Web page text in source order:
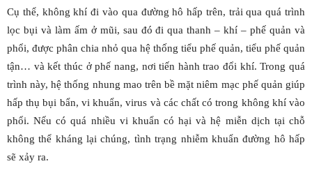
Cụ thể, không khí đi vào qua đường hô hấp trên, trải qua quá trình
lọc bụi và làm ấm ở mũi, sau đó đi qua thanh – khí – phế quản và
phổi, được phân chia nhỏ qua hệ thống tiểu phế quản, tiểu phế quản
tận… và kết thúc ở phế nang, nơi tiến hành trao đổi khí. Trong quá
trình này, hệ thống nhung mao trên bề mặt niêm mạc phế quản giúp
hấp thụ bụi bẩn, vi khuẩn, virus và các chất có trong không khí vào
phổi. Nếu có quá nhiều vi khuẩn có hại và hệ miễn dịch tại chỗ
không thể kháng lại chúng, tình trạng nhiễm khuẩn đường hô hấp
sẽ xảy ra.